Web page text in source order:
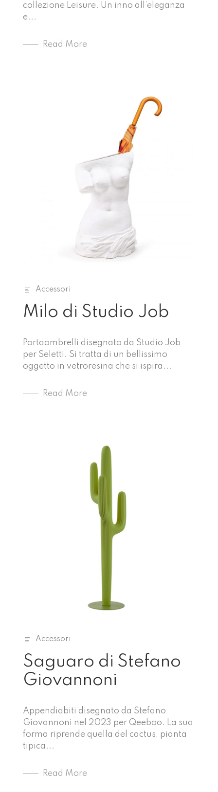
collezione Leisure. Un inno all’eleganza
e...
Read More
Accessori
Milo di Studio Job
Portaombrelli disegnato da Studio Job
per Seletti. Si tratta di un bellissimo
oggetto in vetroresina che si ispira...
Read More
Accessori
Saguaro di Stefano
Giovannoni
Appendiabiti disegnato da Stefano
Giovannoni nel 2023 per Qeeboo. La sua
forma riprende quella del cactus, pianta
tipica...
Read More